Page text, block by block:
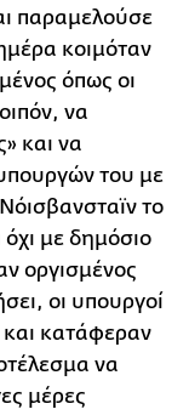
παραμελούσε
κοιμόταν
όπως οι
να
και να
του με
το
με δημόσιο
οργισμένος
οι υπουργοί
κατάφεραν
να
μέρες